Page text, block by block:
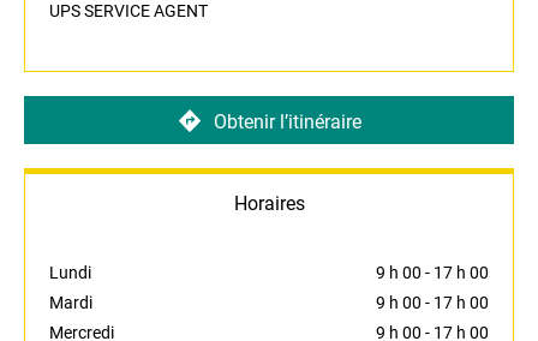
UPS SERVICE AGENT
Obtenir l’itinéraire
Horaires
Lundi 9 h 00 - 17 h 00
Mardi
9 h 00 - 17 h 00
Mercredi
9 h 00 - 17 h 00